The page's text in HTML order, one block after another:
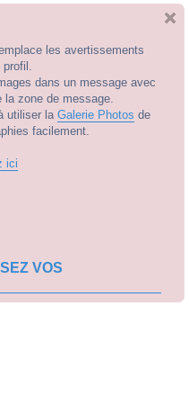
les avertissements
profil.
dans un message avec
la zone de message.
utiliser la Galerie Photos de
facilement.
ici
VOS